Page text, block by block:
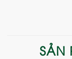
SẢN